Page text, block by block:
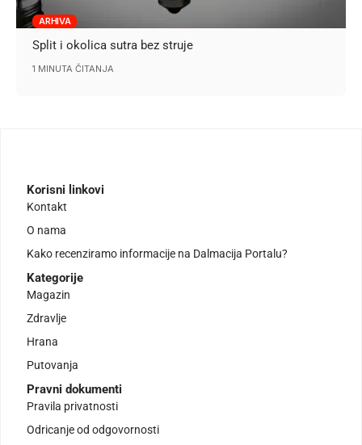
ARHIVA
Split i okolica sutra bez struje
1 MINUTA ČITANJA
Korisni linkovi
Kontakt
O nama
Kako recenziramo informacije na Dalmacija Portalu?
Kategorije
Magazin
Zdravlje
Hrana
Putovanja
Pravni dokumenti
Pravila privatnosti
Odricanje od odgovornosti